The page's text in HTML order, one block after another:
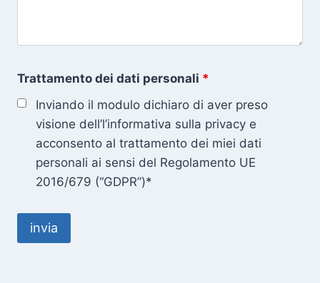
Trattamento dei dati personali *
Inviando il modulo dichiaro di aver preso
visione dell’l’informativa sulla privacy e
acconsento al trattamento dei miei dati
personali ai sensi del Regolamento UE
2016/679 (“GDPR”)*